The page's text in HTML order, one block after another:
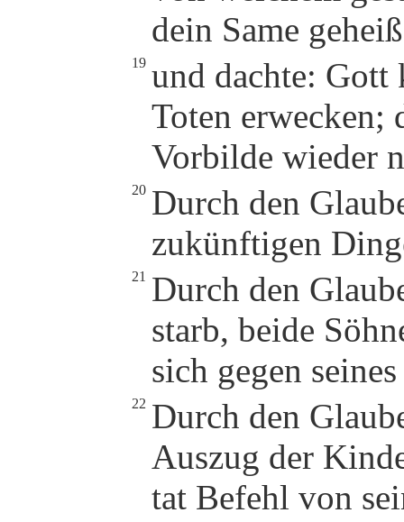
dein Same
19 und dachte: Gott
Toten erwecken;
Vorbilde wieder
20 Durch den
zukünftigen
21 Durch den
starb, beide
sich gegen
22 Durch den
Auszug der
tat Befehl von